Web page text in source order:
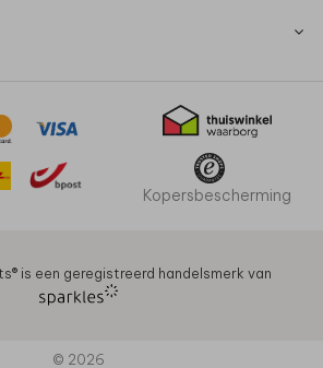
Kopersbescherming
is een geregistreerd handelsmerk van
© 2026